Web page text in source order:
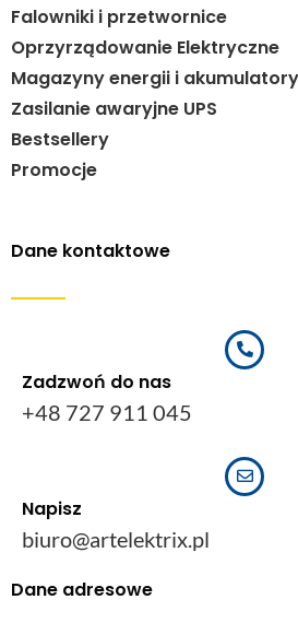
Falowniki i przetwornice
Oprzyrządowanie Elektryczne
Magazyny energii i akumulatory
Zasilanie awaryjne UPS
Bestsellery
Promocje
Dane kontaktowe
Zadzwoń do nas
+48 727 911 045
Napisz
biuro@artelektrix.pl
Dane adresowe